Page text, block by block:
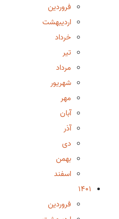
فروردین
اردیبهشت
خرداد
تیر
مرداد
شهریور
مهر
آبان
آذر
دی
بهمن
اسفند
1401
فروردین